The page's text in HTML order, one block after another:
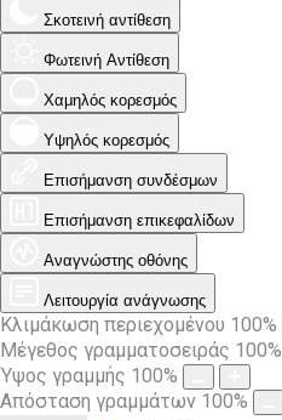
Σκοτεινή αντίθεση
Φωτεινή Αντίθεση
Χαμηλός κορεσμός
Υψηλός κορεσμός
Επισήμανση συνδέσμων
Επισήμανση επικεφαλίδων
Αναγνώστης οθόνης
Λειτουργία ανάγνωσης
Κλιμάκωση περιεχομένου 100%
Μέγεθος γραμματοσειράς 100%
Ύψος γραμμής 100%
Απόσταση γραμμάτων 100%